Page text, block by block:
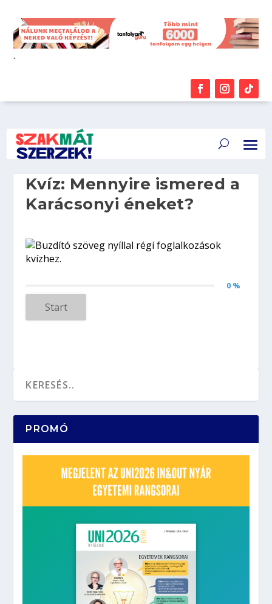
.
Kvíz: Mennyire ismered a
Karácsonyi éneket?
0 %
Start
PROMÓ